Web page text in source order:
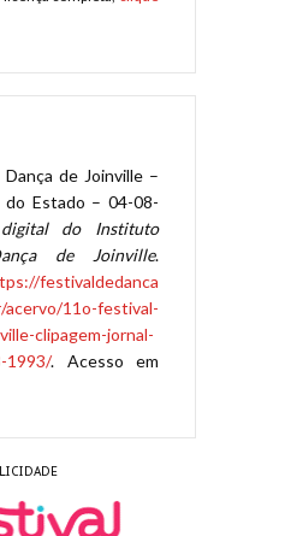
Dança de Joinville –
do Estado – 04-08-
do Instituto
de Joinville.
festivaldedanca
acervo/11o-festival-
clipagem-jornal-
1993/. Acesso em